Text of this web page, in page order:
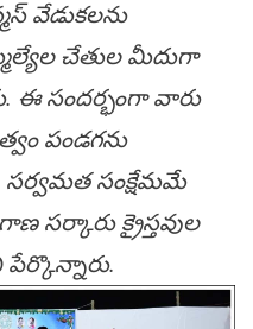
వేడుకలను
చేతుల మీదుగా
ఈ సందర్భంగా వారు
పండగను
సర్వమత సంక్షేమమే
సర్కారు క్రైస్తవుల
పేర్కొన్నారు.